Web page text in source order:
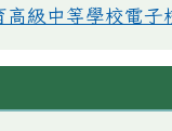
高級中等學校電子